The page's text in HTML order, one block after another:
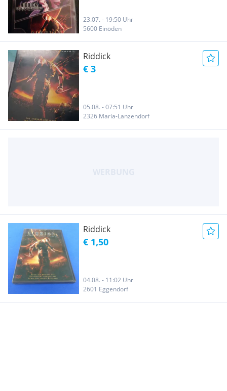
23.07. - 19:50 Uhr
5600 Einöden
Riddick
€ 3
05.08. - 07:51 Uhr
2326 Maria-Lanzendorf
Riddick
€ 1,50
04.08. - 11:02 Uhr
2601 Eggendorf